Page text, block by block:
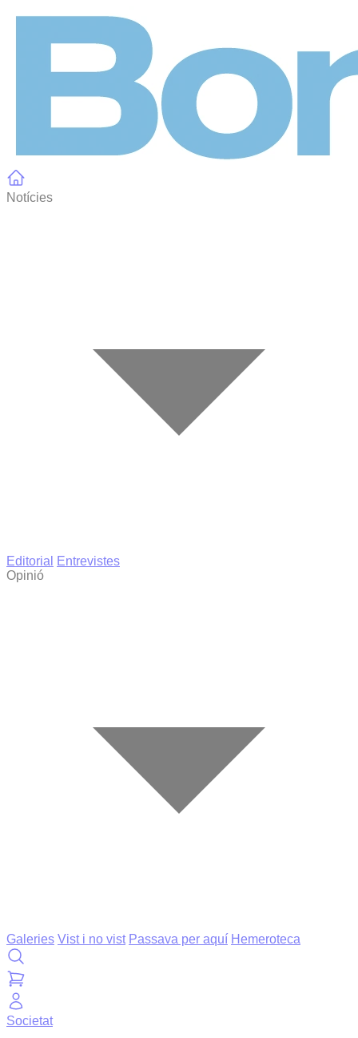
Notícies
Editorial
Entrevistes
Opinió
Galeries Vist i no vist Passava per aquí Hemeroteca
Societat